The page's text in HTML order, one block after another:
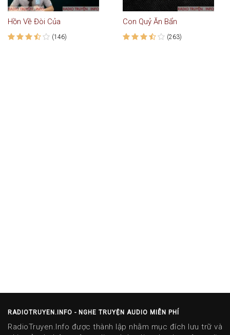
Hồn Về Đòi Của
(146)
Con Quỷ Ăn Bẩn
(263)
RADIOTRUYEN.INFO - NGHE TRUYỆN AUDIO MIỄN PHÍ
RadioTruyen.Info được thành lập nhằm mục đích lưu trữ và